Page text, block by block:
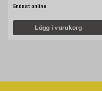
Endast online
Lägg i varukorg